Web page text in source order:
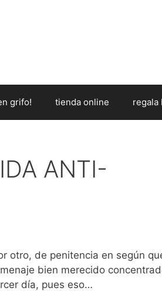
grifo! tienda online regala
ANTI-
otro, de penitencia en según
bien merecido
día, pues eso…